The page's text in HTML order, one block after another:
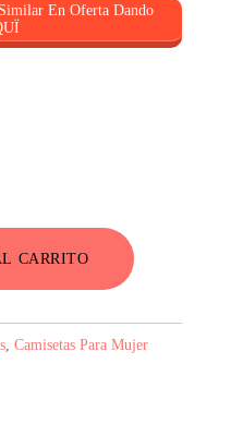
En Oferta Dando
CARRITO
, Camisetas Para Mujer